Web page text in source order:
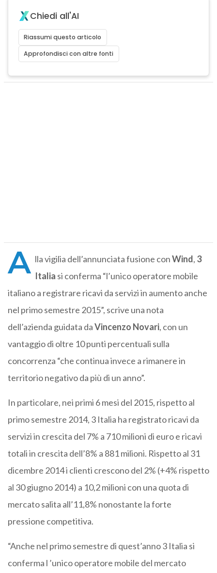
Chiedi all'AI
Riassumi questo articolo
Approfondisci con altre fonti
A lla vigilia dell’annunciata fusione conWind, 3
Italia si conferma “l’unico operatore mobile
italiano a registrare ricavi da servizi in aumento anche
nel primo semestre 2015”, scrive una nota
dell’azienda guidata daVincenzo Novari, con un
vantaggio di oltre 10 punti percentuali sulla
concorrenza “che continua invece a rimanere in
territorio negativo da più di un anno”.
In particolare, nei primi 6 mesi del 2015, rispetto al
primo semestre 2014, 3 Italia ha registrato ricavi da
servizi in crescita del 7% a 710 milioni di euro e ricavi
totali in crescita dell’8% a 881 milioni. Rispetto al 31
dicembre 2014 i clienti crescono del 2% (+4% rispetto
al 30 giugno 2014) a 10,2 milioni con una quota di
mercato salita all’11,8% nonostante la forte
pressione competitiva.
“Anche nel primo semestre di quest’anno 3 Italia si
conferma l ’unico operatore mobile del mercato